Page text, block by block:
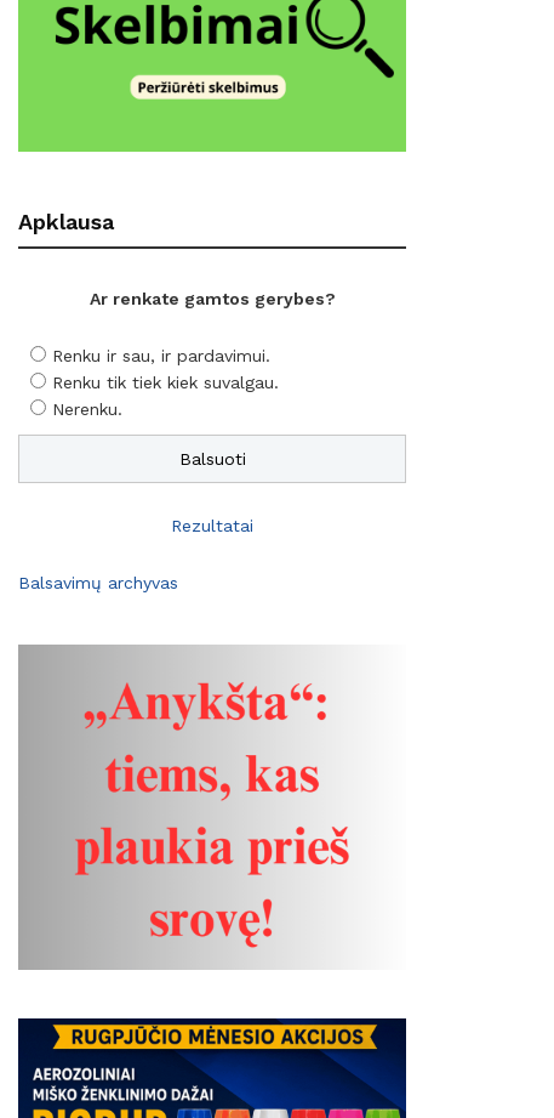
Apklausa
Ar renkate gamtos gerybes?
Renku ir sau, ir pardavimui.
Renku tik tiek kiek suvalgau.
Nerenku.
Rezultatai
Balsavimų archyvas